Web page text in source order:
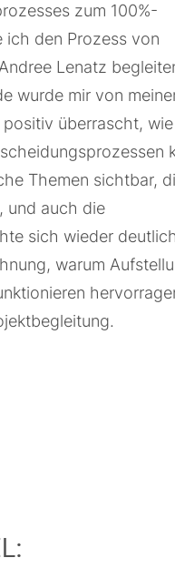
zum 100%-
den Prozess von
Lenatz
wurde mir von
überrascht,
Themen sichtbar,
und auch die
sich wieder
warum